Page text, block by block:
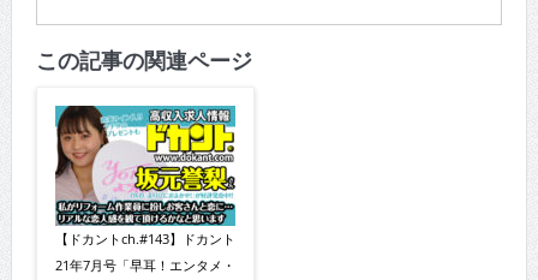
この記事の関連ページ
【ドカントch.#143】ドカント
21年7月号「早耳！エンタメ・